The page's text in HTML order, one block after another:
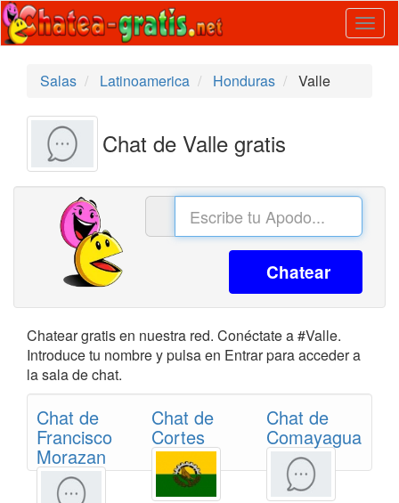
Salas
Latinoamerica Honduras Valle
Chat de Valle gratis
Chatear
Chatear gratis en nuestra red. Conéctate a #Valle.
Introduce tu nombre y pulsa en Entrar para acceder a
la sala de chat.
Chat de
Francisco
Morazan
Chat de
Cortes
Chat de
Comayagua